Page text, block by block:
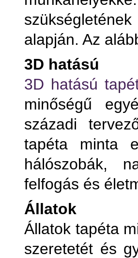
alapján. Az
3D hatású
3D hatású
minőségű
századi
tapéta minta
hálószobák,
felfogás és
Állatok
Állatok tapéta
szeretetét és